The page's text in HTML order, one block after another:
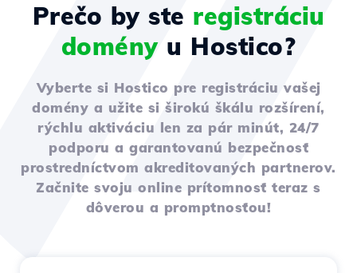
Prečo by ste registráciu
doményu Hostico?
Vyberte si Hostico pre registráciu vašej
domény a užite si širokú škálu rozšírení,
rýchlu aktiváciu len za pár minút, 24/7
podporu a garantovanú bezpečnosť
prostredníctvom akreditovaných partnerov.
Začnite svoju online prítomnosť teraz s
dôverou a promptnosťou!